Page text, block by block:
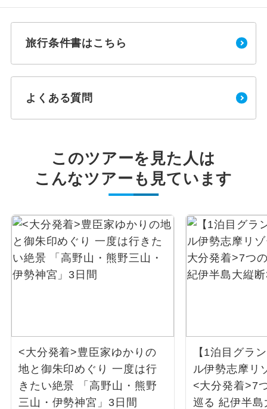
旅行条件書はこちら
よくある質問
このツアーを見た人は
こんなツアーも見ています
<大分発着>豊臣家ゆかりの
地と御朱印めぐり 一度は行
きたい絶景 「高野山・熊野
三山・伊勢神宮」3日間
【1泊目グラ
ル伊勢志摩リ
<大分発着>7
巡る 紀伊半